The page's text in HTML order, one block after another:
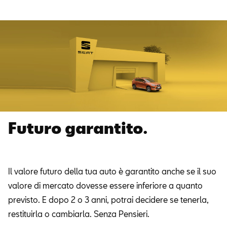
Futuro garantito.
Il valore futuro della tua auto è garantito anche se il suo
valore di mercato dovesse essere inferiore a quanto
previsto. E dopo 2 o 3 anni, potrai decidere se tenerla,
restituirla o cambiarla. Senza Pensieri.